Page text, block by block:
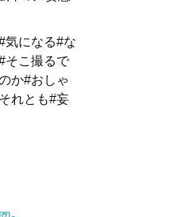
気になる#な
そこ撮るで
か#おしゃ
れとも#妄